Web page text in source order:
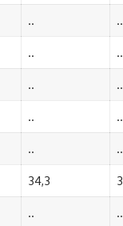
.. ..
.. ..
.. ..
.. ..
.. ..
34,3
.. ..